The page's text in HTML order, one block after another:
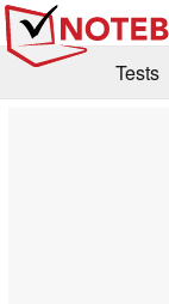
Tests